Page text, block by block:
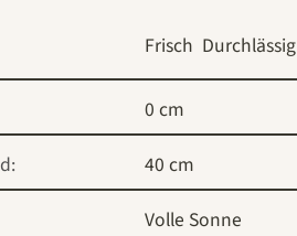
Frisch Durchlässig
0 cm
40 cm
Volle Sonne